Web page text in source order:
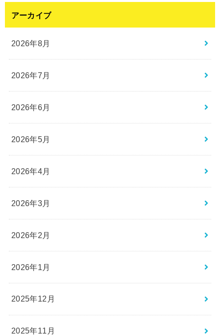
アーカイブ
2026年8月
2026年7月
2026年6月
2026年5月
2026年4月
2026年3月
2026年2月
2026年1月
2025年12月
2025年11月